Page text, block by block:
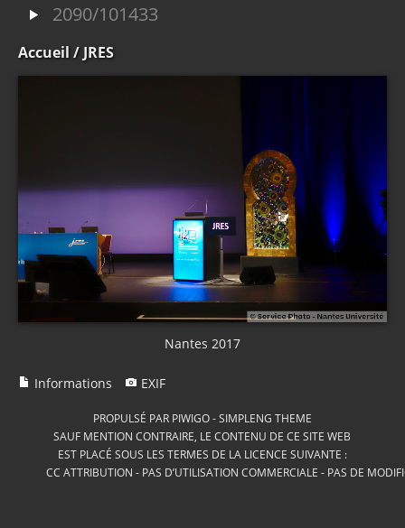
2090/101433
Accueil / JRES
Nantes 2017
Informations EXIF
PROPULSÉ PAR PIWIGO-SIMPLENG THEME
SAUF MENTION CONTRAIRE, LE CONTENU DE CE SITE WEB
EST PLACÉ SOUS LES TERMES DE LA LICENCE SUIVANTE :
CC ATTRIBUTION - PAS D’UTILISATION COMMERCIALE - PAS DE